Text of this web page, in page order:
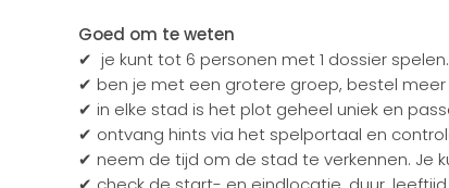
Goed om te weten
✔ je kunt tot 6 personen met 1 dossier spelen.
✔ ben je met een grotere groep, bestel meer
✔ in elke stad is het plot geheel uniek en
✔ ontvang hints via het spelportaal en
✔ neem de tijd om de stad te verkennen. Je